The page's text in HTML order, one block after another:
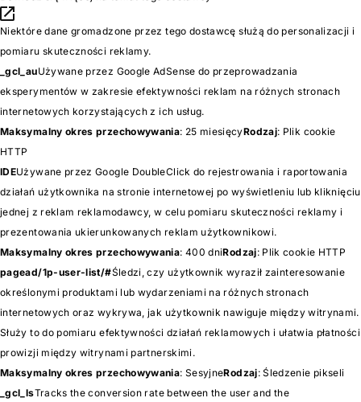
Niektóre dane gromadzone przez tego dostawcę służą do personalizacji i
pomiaru skuteczności reklamy.
_gcl_auUżywane przez Google AdSense do przeprowadzania
eksperymentów w zakresie efektywności reklam na różnych stronach
internetowych korzystających z ich usług.
Maksymalny okres przechowywania: 25 miesięcyRodzaj: Plik cookie
HTTP
IDEUżywane przez Google DoubleClick do rejestrowania i raportowania
działań użytkownika na stronie internetowej po wyświetleniu lub kliknięciu
jednej z reklam reklamodawcy, w celu pomiaru skuteczności reklamy i
prezentowania ukierunkowanych reklam użytkownikowi.
Maksymalny okres przechowywania: 400 dniRodzaj: Plik cookie HTTP
pagead/1p-user-list/#Śledzi, czy użytkownik wyraził zainteresowanie
określonymi produktami lub wydarzeniami na różnych stronach
internetowych oraz wykrywa, jak użytkownik nawiguje między witrynami.
Służy to do pomiaru efektywności działań reklamowych i ułatwia płatności
prowizji między witrynami partnerskimi.
Maksymalny okres przechowywania: SesyjneRodzaj: Śledzenie pikseli
_gcl_lsTracks the conversion rate between the user and the